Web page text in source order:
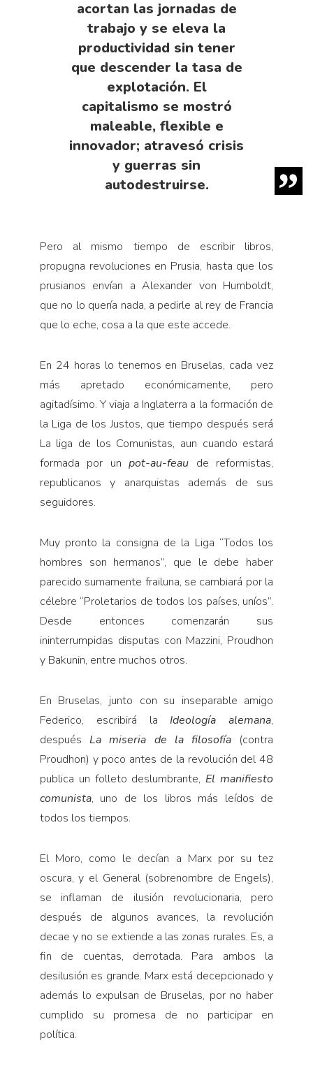
acortan las jornadas de
trabajo y se eleva la
productividad sin tener
que descender la tasa de
explotación. El
capitalismo se mostró
maleable, flexible e
innovador; atravesó crisis
y guerras sin
autodestruirse.
Pero al mismo tiempo de escribir libros,
propugna revoluciones en Prusia, hasta que los
prusianos envían a Alexander von Humboldt,
que no lo quería nada, a pedirle al rey de Francia
que lo eche, cosa a la que este accede.
En 24 horas lo tenemos en Bruselas, cada vez
más apretado económicamente, pero
agitadísimo. Y viaja a Inglaterra a la formación de
la Liga de los Justos, que tiempo después será
La liga de los Comunistas, aun cuando estará
formada por unpot-au-feau de reformistas,
republicanos y anarquistas además de sus
seguidores.
Muy pronto la consigna de la Liga “Todos los
hombres son hermanos”, que le debe haber
parecido sumamente frailuna, se cambiará por la
célebre “Proletarios de todos los países, uníos”.
Desde entonces comenzarán sus
ininterrumpidas disputas con Mazzini, Proudhon
y Bakunin, entre muchos otros.
En Bruselas, junto con su inseparable amigo
Federico, escribirá la Ideología alemana,
después La miseria de la filosofía (contra
Proudhon) y poco antes de la revolución del 48
publica un folleto deslumbrante, El manifiesto
comunista, uno de los libros más leídos de
todos los tiempos.
El Moro, como le decían a Marx por su tez
oscura, y el General (sobrenombre de Engels),
se inflaman de ilusión revolucionaria, pero
después de algunos avances, la revolución
decae y no se extiende a las zonas rurales. Es, a
fin de cuentas, derrotada. Para ambos la
desilusión es grande. Marx está decepcionado y
además lo expulsan de Bruselas, por no haber
cumplido su promesa de no participar en
política.